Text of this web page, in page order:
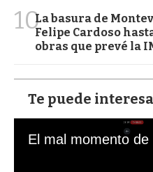
10La basura de
Felipe Cardoso
obras que prevé la
Te puede